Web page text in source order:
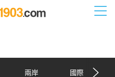
兩岸 國際